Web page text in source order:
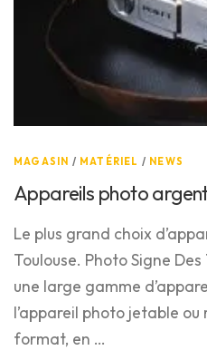
MAGASIN / MATÉRIEL / NEWS
Appareils photo
Le plus grand choix
Toulouse. Photo Signe
une large gamme
l’appareil photo jetable
format, en …